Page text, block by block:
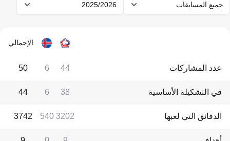
جميع المسابقات 2025/2026
الإجمالي
عدد المشاركات 44
6
50
في التشكيلة الأساسية 38
6
44
الدقائق التي لعبها 3202
540
3742